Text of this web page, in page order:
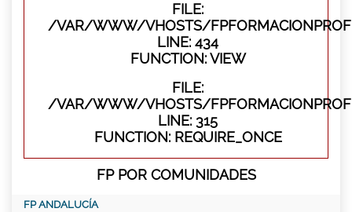
FILE:
/VAR/WWW/VHOSTS/
LINE: 434
FUNCTION: VIEW
FILE:
/VAR/WWW/VHOSTS/
LINE: 315
FUNCTION: REQUIRE_ONCE
FP POR COMUNIDADES
FP ANDALUCÍA